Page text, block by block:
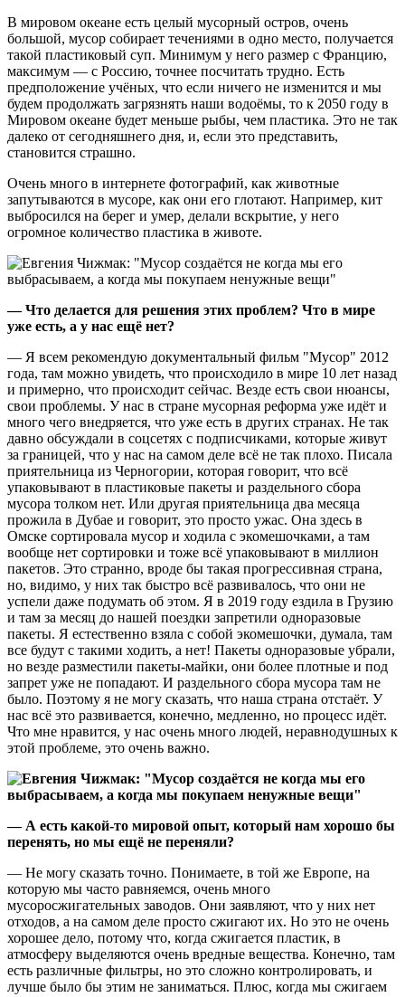
В мировом океане есть целый мусорный остров, очень
большой, мусор собирает течениями в одно место, получается
такой пластиковый суп. Минимум у него размер с Францию,
максимум — с Россию, точнее посчитать трудно. Есть
предположение учёных, что если ничего не изменится и мы
будем продолжать загрязнять наши водоёмы, то к 2050 году в
Мировом океане будет меньше рыбы, чем пластика. Это не так
далеко от сегодняшнего дня, и, если это представить,
становится страшно.
Очень много в интернете фотографий, как животные
запутываются в мусоре, как они его глотают. Например, кит
выбросился на берег и умер, делали вскрытие, у него
огромное количество пластика в животе.
— Что делается для решения этих проблем? Что в мире
уже есть, а у нас ещё нет?
— Я всем рекомендую документальный фильм "Мусор" 2012
года, там можно увидеть, что происходило в мире 10 лет назад
и примерно, что происходит сейчас. Везде есть свои нюансы,
свои проблемы. У нас в стране мусорная реформа уже идёт и
много чего внедряется, что уже есть в других странах. Не так
давно обсуждали в соцсетях с подписчиками, которые живут
за границей, что у нас на самом деле всё не так плохо. Писала
приятельница из Черногории, которая говорит, что всё
упаковывают в пластиковые пакеты и раздельного сбора
мусора толком нет. Или другая приятельница два месяца
прожила в Дубае и говорит, это просто ужас. Она здесь в
Омске сортировала мусор и ходила с экомешочками, а там
вообще нет сортировки и тоже всё упаковывают в миллион
пакетов. Это странно, вроде бы такая прогрессивная страна,
но, видимо, у них так быстро всё развивалось, что они не
успели даже подумать об этом. Я в 2019 году ездила в Грузию
и там за месяц до нашей поездки запретили одноразовые
пакеты. Я естественно взяла с собой экомешочки, думала, там
все будут с такими ходить, а нет! Пакеты одноразовые убрали,
но везде разместили пакеты-майки, они более плотные и под
запрет уже не попадают. И раздельного сбора мусора там не
было. Поэтому я не могу сказать, что наша страна отстаёт. У
нас всё это развивается, конечно, медленно, но процесс идёт.
Что мне нравится, у нас очень много людей, неравнодушных к
этой проблеме, это очень важно.
— А есть какой-то мировой опыт, который нам хорошо бы
перенять, но мы ещё не переняли?
— Не могу сказать точно. Понимаете, в той же Европе, на
которую мы часто равняемся, очень много
мусоросжигательных заводов. Они заявляют, что у них нет
отходов, а на самом деле просто сжигают их. Но это не очень
хорошее дело, потому что, когда сжигается пластик, в
атмосферу выделяются очень вредные вещества. Конечно, там
есть различные фильтры, но это сложно контролировать, и
лучше было бы этим не заниматься. Плюс, когда мы сжигаем